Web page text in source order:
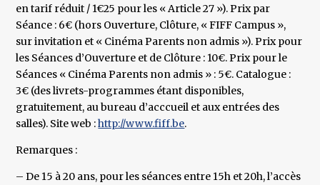
en tarif réduit / 1€25 pour les « Article 27 »). Prix par
Séance : 6€ (hors Ouverture, Clôture, « FIFF Campus »,
sur invitation et « Cinéma Parents non admis »). Prix pour
les Séances d’Ouverture et de Clôture : 10€. Prix pour le
Séances « Cinéma Parents non admis » : 5€. Catalogue :
3€ (des livrets-programmes étant disponibles,
gratuitement, au bureau d’acccueil et aux entrées des
salles). Site web :http://www.fiff.be.
Remarques :
– De 15 à 20 ans, pour les séances entre 15h et 20h, l’accès